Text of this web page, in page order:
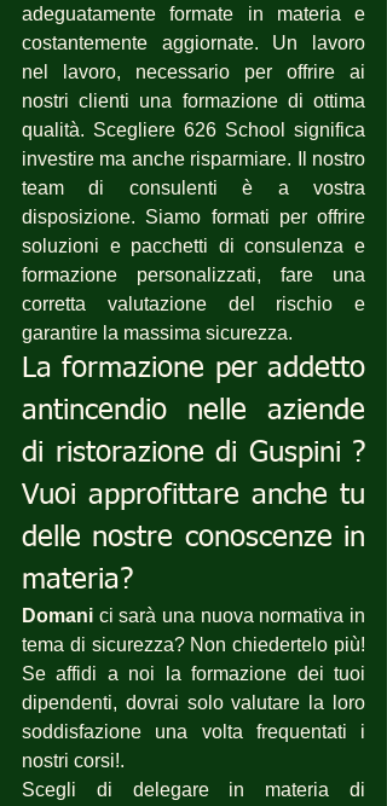
adeguatamente formate in materia e
costantemente aggiornate. Un lavoro
nel lavoro, necessario per offrire ai
nostri clienti una formazione di ottima
qualità. Scegliere 626 School significa
investire ma anche risparmiare. Il nostro
team di consulenti è a vostra
disposizione. Siamo formati per offrire
soluzioni e pacchetti di consulenza e
formazione personalizzati, fare una
corretta valutazione del rischio e
garantire la massima sicurezza.
La formazione per addetto
antincendio nelle aziende
di ristorazione di Guspini ?
Vuoi approfittare anche tu
delle nostre conoscenze in
materia?
Domani ci sarà una nuova normativa in
tema di sicurezza? Non chiedertelo più!
Se affidi a noi la formazione dei tuoi
dipendenti, dovrai solo valutare la loro
soddisfazione una volta frequentati i
nostri corsi!.
Scegli di delegare in materia di